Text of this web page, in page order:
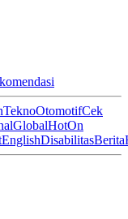
TeknoOtomotifCek
GlobalHotOn
EnglishDisabilitasBerita